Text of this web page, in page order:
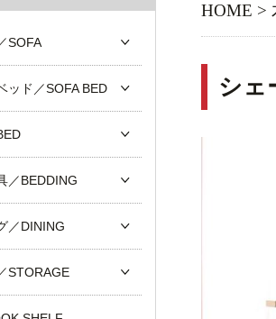
HOME >
シェ
SOFA
ッド／SOFA BED
／BEDDING
／DINING
STORAGE